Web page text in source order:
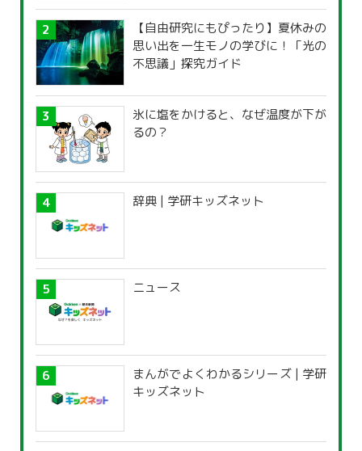
【自由研究にもぴったり】夏休みの
思い出を一生モノの学びに！「光の
不思議」探究ガイド
氷に塩をかけると、なぜ温度が下が
るの？
辞典 | 学研キッズネット
ニュース
まんがでよくわかるシリーズ | 学研
キッズネット